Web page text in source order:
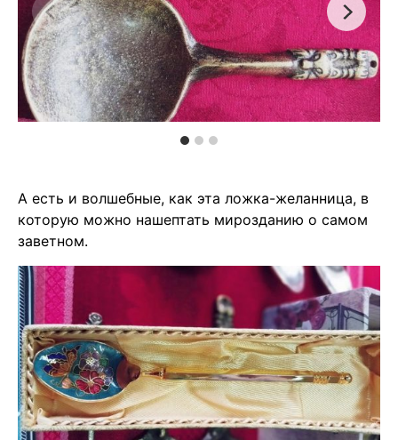
А есть и волшебные, как эта ложка-желанница, в
которую можно нашептать мирозданию о самом
заветном.